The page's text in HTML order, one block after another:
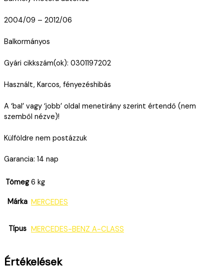
2004/09 – 2012/06
Balkormányos
Gyári cikkszám(ok): 0301197202
Használt, Karcos, fényezéshibás
A ‘bal’ vagy ‘jobb’ oldal menetirány szerint értendő (nem
szemből nézve)!
Külföldre nem postázzuk
Garancia: 14 nap
Tömeg 6 kg
Márka MERCEDES
Típus MERCEDES-BENZ A-CLASS
Értékelések